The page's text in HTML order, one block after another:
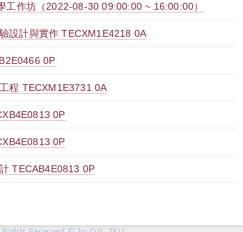
工作坊（2022-08-30 09:00:00 ~ 16:00:00）
設計與實作 TECXM1E4218 0A
0P
程 TECXM1E3731 0A
0P
0P
TECAB4E0813 0P